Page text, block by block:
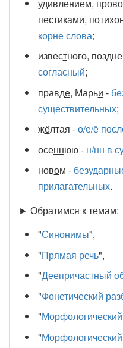
удивлением, прово
пестиками, поти
корне слова;
известного, позд
согласный;
правде, Марьи -
существительных;
жёлтая -о/е/ё
осеннюю - н/нн в
новом -
прилагательных.
► Обратимся к темам:
"Синонимы",
"Прямая речь",
"Деепричастный
"Фонетический
"
"